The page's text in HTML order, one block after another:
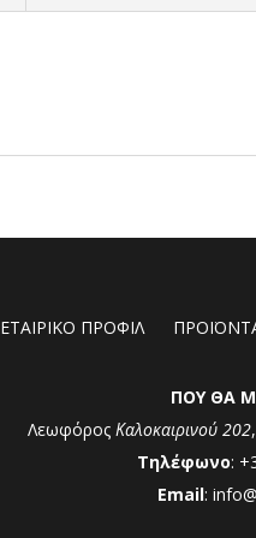
ΕΤΑΙΡΙΚΟ ΠΡΟΦΙΛ
ΠΟΥ ΘΑ
Λεωφόρος Καλοκαιρινού 202
Τηλέφωνο:
Email: